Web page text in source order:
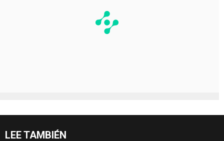
LEE TAMBIÉN